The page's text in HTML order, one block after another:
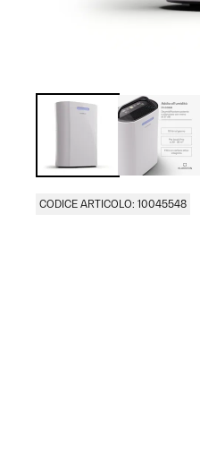
CODICE ARTICOLO: 10045548